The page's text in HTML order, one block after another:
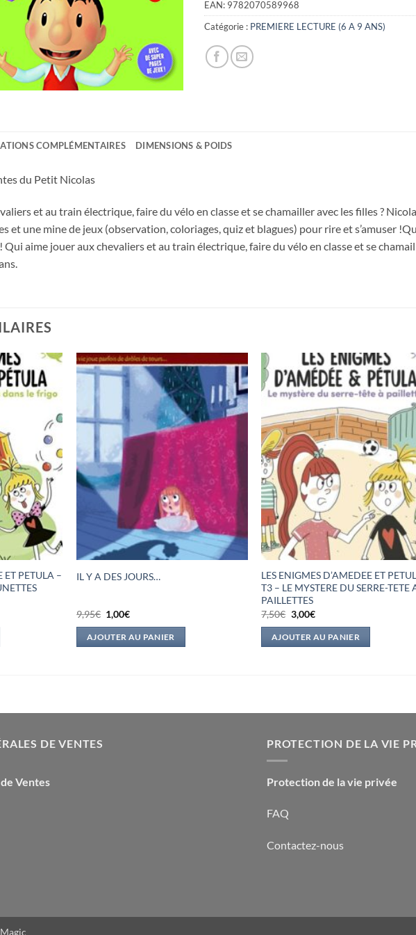
EAN: 9782070589968
Catégorie : PREMIERE LECTURE (6 A 9 ANS)
COMPLÉMENTAIRES DIMENSIONS & POIDS
du Petit Nicolas
et au train électrique, faire du vélo en classe et se chamailler avec les filles ?
et une mine de jeux (observation, coloriages, quiz et blagues) pour rire et s’amuser
aime jouer aux chevaliers et au train électrique, faire du vélo en classe et se
ET PETULA –
IL Y A DES JOURS…
9,95€ Le
prix
initial
était :
1,00€Le
actuel
est :
AJOUTER AU PANIER
LES ENIGMES D’AMEDEE ET
T3 – LE MYSTERE DU SERRE-TETE
PAILLETTES
7,50€ Le
prix
initial
était :
3,00€Le
actuel
est :
AJOUTER AU PANIER
DE VENTES
Ventes
PROTECTION DE LA VIE
Protection de la vie privée
FAQ
Contactez-nous